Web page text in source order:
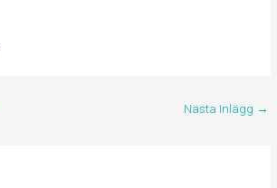
Nästa Inlägg →